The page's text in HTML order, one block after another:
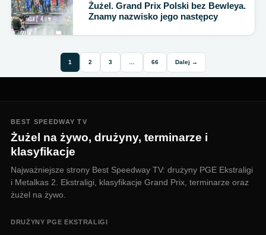
Żużel. Grand Prix Polski bez Bewleya.
Znamy nazwisko jego następcy
1 2 3 66 Dalej →
BEST SPEEDWAY TV
Żużel na żywo, drużyny, terminarze i
klasyfikacje
Najważniejsze strony Best Speedway TV: drużyny PGE Ekstraligi
i Metalkas 2. Ekstraligi, klasyfikacje Grand Prix, terminarze oraz
żużel na żywo.
DRUŻYNY PGE EKSTRALIGI